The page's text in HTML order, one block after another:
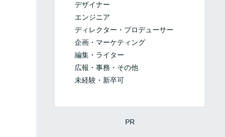
デザイナー
エンジニア
ディレクター・プロデューサー
企画・マーケティング
編集・ライター
広報・事務・その他
未経験・新卒可
PR